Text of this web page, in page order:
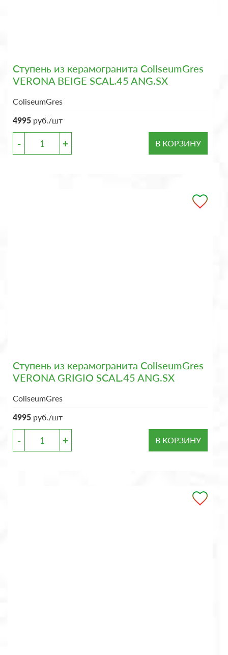
Ступень из керамогранита ColiseumGres
VERONA BEIGE SCAL.45 ANG.SX
ColiseumGres
4995 руб./шт
- + В КОРЗИНУ
Ступень из керамогранита ColiseumGres
VERONA GRIGIO SCAL.45 ANG.SX
ColiseumGres
4995 руб./шт
- + В КОРЗИНУ